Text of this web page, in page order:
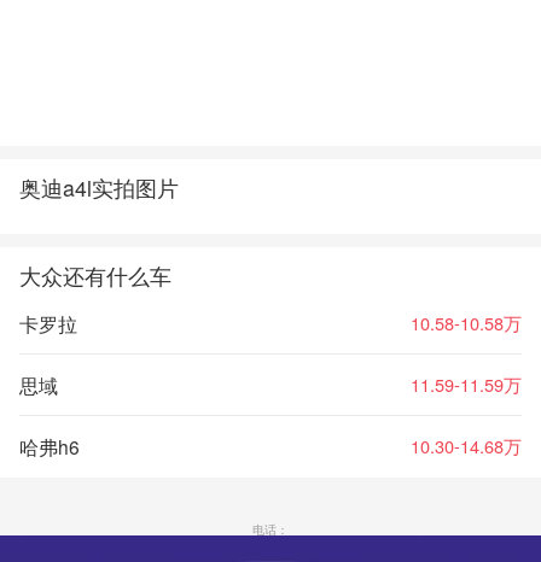
奥迪a4l实拍图片
大众还有什么车
卡罗拉 10.58-10.58万
思域 11.59-11.59万
哈弗h6 10.30-14.68万
电话：